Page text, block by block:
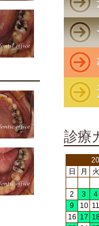
診療
日
月 火
2
3 4
9
10 11
16 17